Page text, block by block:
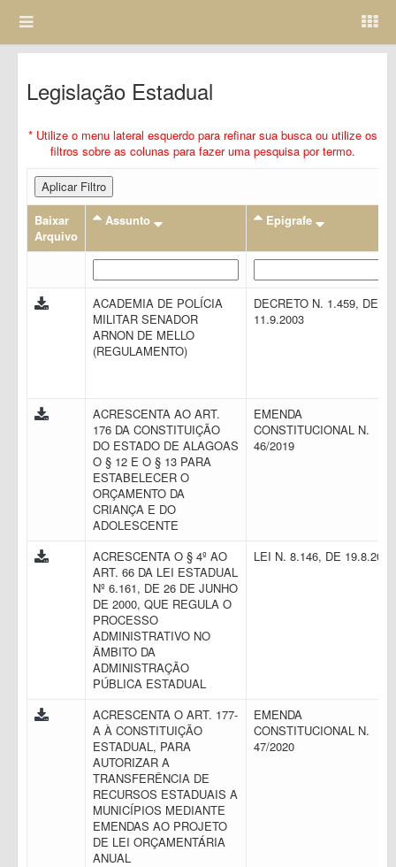
Legislação Estadual
* Utilize o menu lateral esquerdo para refinar sua busca ou utilize os
filtros sobre as colunas para fazer uma pesquisa por termo.
Aplicar Filtro
Baixar
Arquivo
Assunto Epigrafe
ACADEMIA DE POLÍCIA
MILITAR SENADOR
ARNON DE MELLO
(REGULAMENTO)
DECRETO N. 1.459, DE
11.9.2003
ACRESCENTA AO ART.
176 DA CONSTITUIÇÃO
DO ESTADO DE ALAGOAS
O § 12 E O § 13 PARA
ESTABELECER O
ORÇAMENTO DA
CRIANÇA E DO
ADOLESCENTE
EMENDA
CONSTITUCIONAL N.
46/2019
ACRESCENTA O § 4º AO
ART. 66 DA LEI ESTADUAL
Nº 6.161, DE 26 DE JUNHO
DE 2000, QUE REGULA O
PROCESSO
ADMINISTRATIVO NO
ÂMBITO DA
ADMINISTRAÇÃO
PÚBLICA ESTADUAL
LEI N. 8.146, DE
ACRESCENTA O ART. 177-
A À CONSTITUIÇÃO
ESTADUAL, PARA
AUTORIZAR A
TRANSFERÊNCIA DE
RECURSOS ESTADUAIS A
MUNICÍPIOS MEDIANTE
EMENDAS AO PROJETO
DE LEI ORÇAMENTÁRIA
ANUAL
EMENDA
CONSTITUCIONAL N.
47/2020